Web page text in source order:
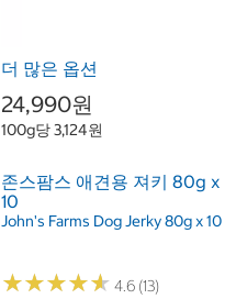
더 많은 옵션
24,990원
100g당 3,124원
존스팜스 애견용 져키 80g x
10
John's Farms Dog Jerky 80g x 10
★★★★★
★★★★★ 4.6 (13)